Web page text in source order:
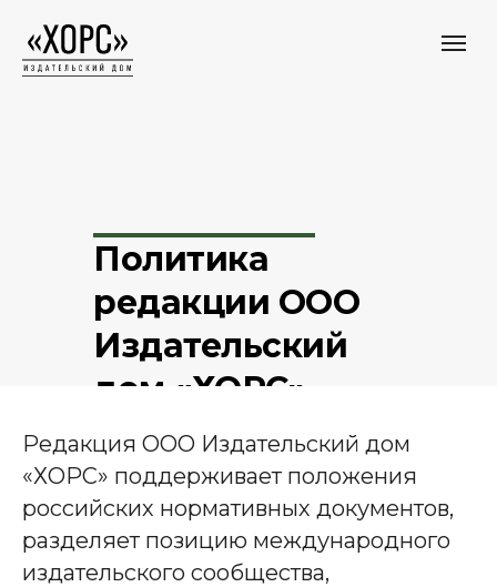
Политика
редакции ООО
Издательский
дом «ХОРС»
в отношении
использования
искусственного
интеллекта
Редакция ООО Издательский дом
«ХОРС» поддерживает положения
российских нормативных документов,
разделяет позицию международного
издательского сообщества,